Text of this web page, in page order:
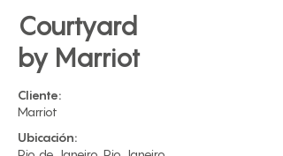
Courtyard
by Marriot
Cliente:
​Marriot
Ubicación: